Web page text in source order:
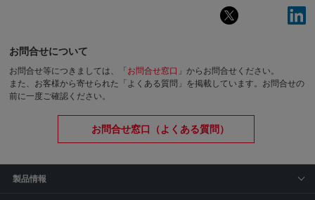
お問合せについて
お問合せ等につきましては、「 お問合せ窓口 」からお問合せください。
また、お客様から寄せられた「よくある質問」を掲載しています。お問合せの
前に一度ご確認ください。
お問合せ窓口（よくある質問）
製品情報